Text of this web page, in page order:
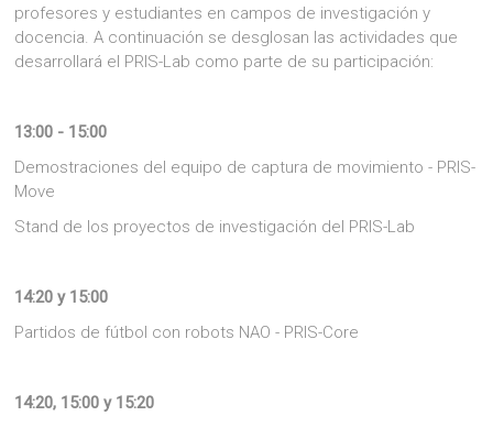
profesores y estudiantes en campos de investigación y
docencia. A continuación se desglosan las actividades que
desarrollará el PRIS-Lab como parte de su participación:
13:00 - 15:00
Demostraciones del equipo de captura de movimiento - PRIS-
Move
Stand de los proyectos de investigación del PRIS-Lab
14:20 y 15:00
Partidos de fútbol con robots NAO - PRIS-Core
14:20, 15:00 y 15:20